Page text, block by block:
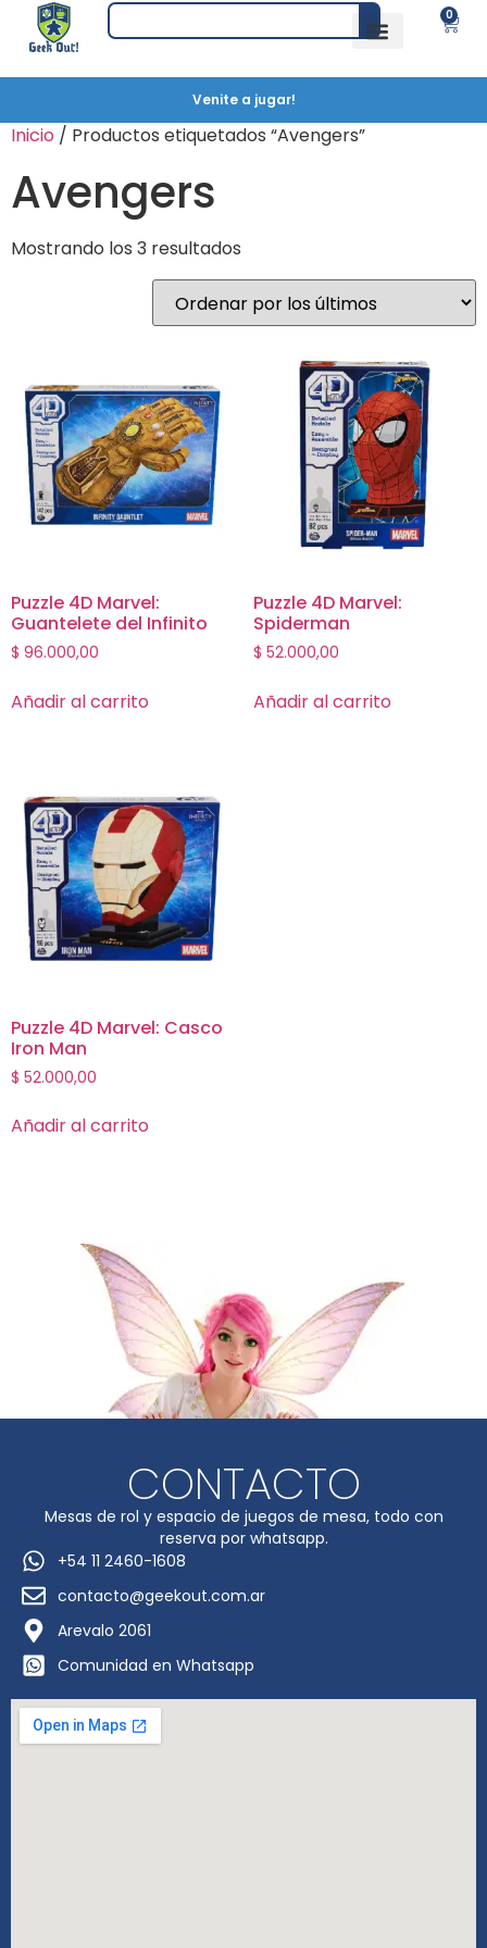
0
Venite a jugar!
Inicio / Productos etiquetados “Avengers”
Avengers
Mostrando los 3 resultados
Puzzle 4D Marvel:
Guantelete del Infinito
$ 96.000,00
Añadir al carrito
Puzzle 4D Marvel:
Spiderman
$ 52.000,00
Añadir al carrito
Puzzle 4D Marvel: Casco
Iron Man
$ 52.000,00
Añadir al carrito
CONTACTO
Mesas de rol y espacio de juegos de mesa, todo con
reserva por whatsapp.
+54 11 2460-1608
contacto@geekout.com.ar
Arevalo 2061
Comunidad en Whatsapp